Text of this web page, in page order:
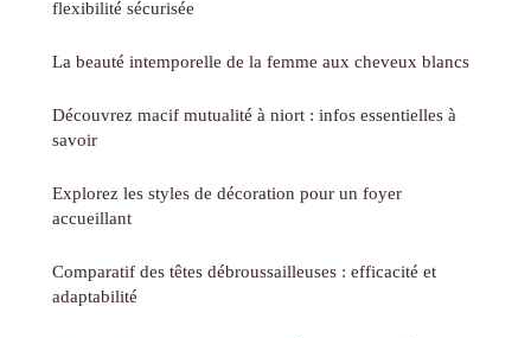
flexibilité sécurisée
La beauté intemporelle de la femme aux cheveux blancs
Découvrez macif mutualité à niort : infos essentielles à
savoir
Explorez les styles de décoration pour un foyer
accueillant
Comparatif des têtes débroussailleuses : efficacité et
adaptabilité